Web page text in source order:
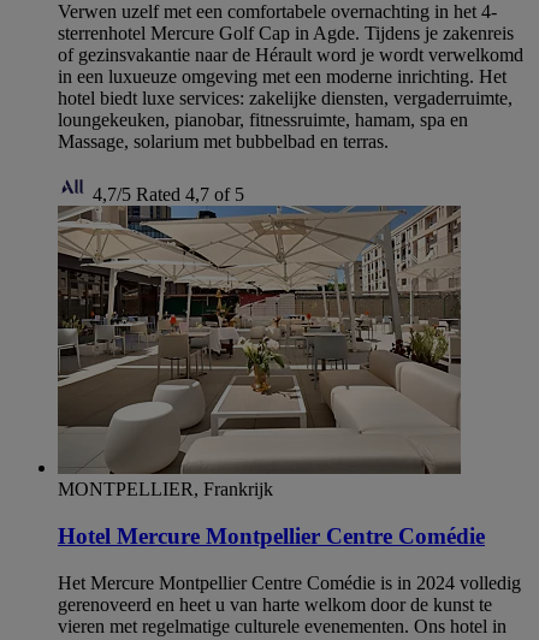
Verwen uzelf met een comfortabele overnachting in het 4-
sterrenhotel Mercure Golf Cap in Agde. Tijdens je zakenreis
of gezinsvakantie naar de Hérault word je wordt verwelkomd
in een luxueuze omgeving met een moderne inrichting. Het
hotel biedt luxe services: zakelijke diensten, vergaderruimte,
loungekeuken, pianobar, fitnessruimte, hamam, spa en
Massage, solarium met bubbelbad en terras.
4,7/5 Rated 4,7 of 5
MONTPELLIER, Frankrijk
Hotel Mercure Montpellier Centre Comédie
Het Mercure Montpellier Centre Comédie is in 2024 volledig
gerenoveerd en heet u van harte welkom door de kunst te
vieren met regelmatige culturele evenementen. Ons hotel in